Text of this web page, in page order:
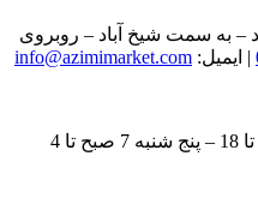
– به سمت شیخ آباد – روبروی
| ایمیل: info@azimimarket.com
شنبه تا چهارشنبه از ساعت 7 صبح تا 18 – پنج شنبه 7 صبح تا 4